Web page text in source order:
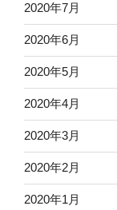
2020年7月
2020年6月
2020年5月
2020年4月
2020年3月
2020年2月
2020年1月